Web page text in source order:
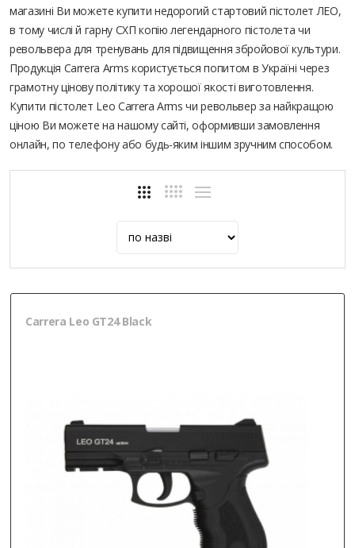
магазині Ви можете купити недорогий стартовий пістолет ЛЕО,
в тому числі й гарну СХП копію легендарного пістолета чи
револьвера для тренувань для підвищення збройової культури.
Продукція Carrera Arms користується попитом в Україні через
грамотну цінову політику та хорошої якості виготовлення.
Купити пістолет Leo Carrera Arms чи револьвер за найкращою
ціною Ви можете на нашому сайті, оформивши замовлення
онлайн, по телефону або будь-яким іншим зручним способом.
Carrera Leo GT24 Black